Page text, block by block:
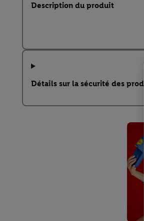
Description du produit
Détails sur la sécurité des